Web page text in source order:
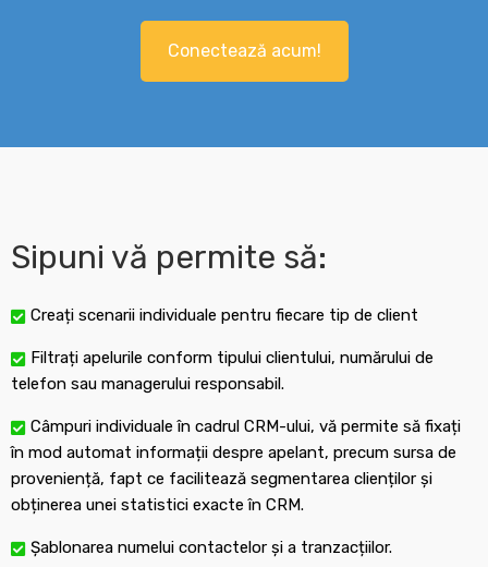
Conectează acum!
Sipuni vă permite să:
Creați scenarii individuale pentru fiecare tip de client
Filtrați apelurile conform tipului clientului, numărului de
telefon sau managerului responsabil.
Câmpuri individuale în cadrul CRM-ului, vă permite să fixați
în mod automat informații despre apelant, precum sursa de
proveniență, fapt ce facilitează segmentarea clienților și
obținerea unei statistici exacte în CRM.
Șablonarea numelui contactelor și a tranzacțiilor.